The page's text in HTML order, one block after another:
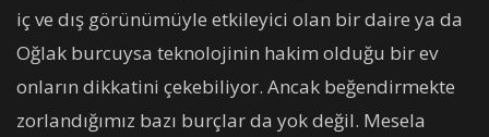
iç ve dış görünümüyle etkileyici olan bir daire ya da
Oğlak burcuysa teknolojinin hakim olduğu bir ev
onların dikkatini çekebiliyor. Ancak beğendirmekte
zorlandığımız bazı burçlar da yok değil. Mesela